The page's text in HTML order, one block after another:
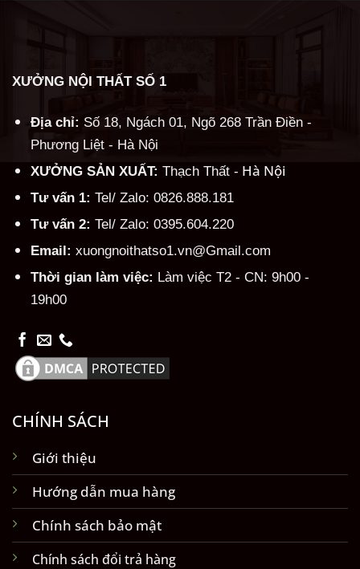
XƯỞNG NỘI THẤT SỐ 1
Địa chỉ: Số 18, Ngách 01, Ngõ 268 Trần Điền -
Phương Liệt - Hà Nội
XƯỞNG SẢN XUẤT: Thạch Thất - Hà Nội
Tư vấn 1: Tel/ Zalo: 0826.888.181
Tư vấn 2: Tel/ Zalo: 0395.604.220
Email: xuongnoithatso1.vn@Gmail.com
Thời gian làm việc: Làm việc T2 - CN: 9h00 -
19h00
CHÍNH SÁCH
Giới thiệu
Hướng dẫn mua hàng
Chính sách bảo mật
Chính sách đổi trả hàng